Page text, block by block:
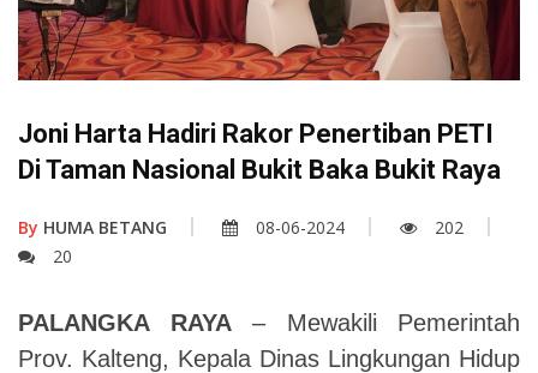
Joni Harta Hadiri Rakor Penertiban PETI
Di Taman Nasional Bukit Baka Bukit Raya
By HUMA BETANG 08-06-2024
202
20
PALANGKA RAYA– Mewakili Pemerintah
Prov. Kalteng, Kepala Dinas Lingkungan Hidup